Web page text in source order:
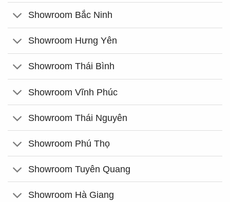
Showroom Bắc Ninh
Showroom Hưng Yên
Showroom Thái Bình
Showroom Vĩnh Phúc
Showroom Thái Nguyên
Showroom Phú Thọ
Showroom Tuyên Quang
Showroom Hà Giang